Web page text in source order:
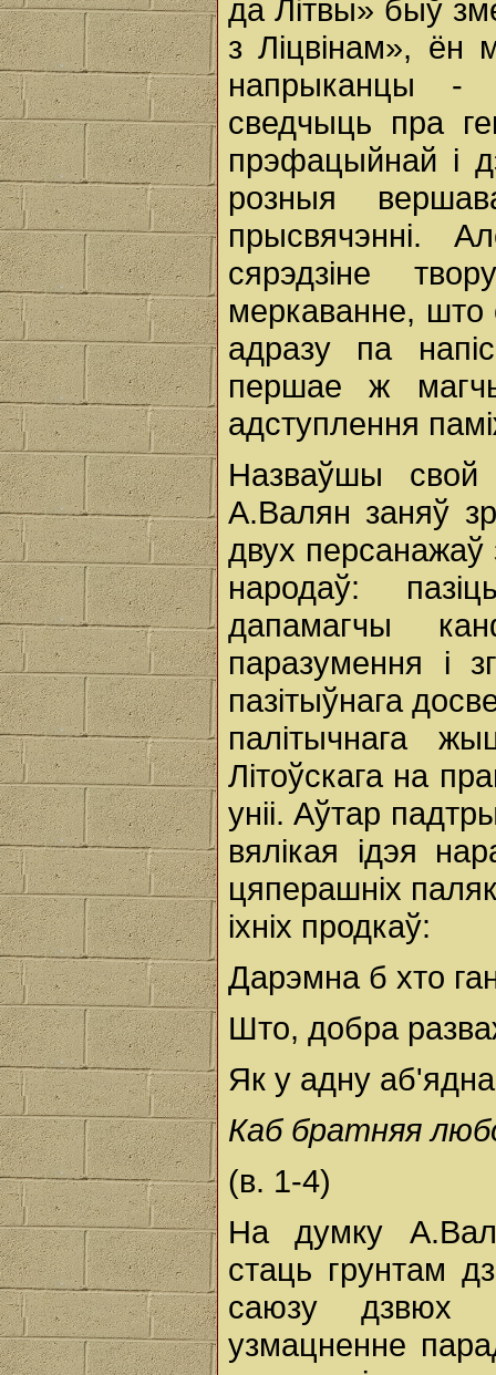
да Літвы» быў
з Ліцвінам», ён
напрыканцы -
сведчыць пра
прэфацыйнай i
розныя
прысвячэнні.
сярэдзіне
меркаванне, што
адразу па
першае ж
адступлення
Назваўшы
А.Валян заняў
двух персанажаў
народаў:
дапамагчы
паразумення i
пазітыўнага
палітычнага
Літоўскага на
уніі. Аўтар
вялікая ідэя
цяперашніх
іхніх продкаў:
Дарэмна б хто
Што, добра
Як у адну
Каб братняя
(в. 1-4)
На думку
стаць грунтам
саюзу дзвюх
узмацненне